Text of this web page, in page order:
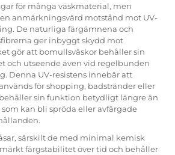
för många väskmaterial, men
anmärkningsvärd motstånd mot UV-
De naturliga färgämnena och
ger inbyggt skydd mot
gör att bomullsväskor behåller sin
och utseende även vid regelbunden
Denna UV-resistens innebär att
för shopping, badstränder eller
sin funktion betydligt längre än
kan bli spröda eller avfärgade
särskilt de med minimal kemisk
färgstabilitet över tid och behåller